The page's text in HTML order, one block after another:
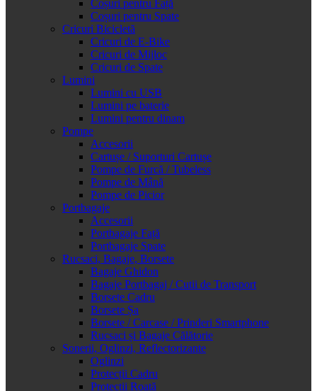
Coșuri pentru Față
Coșuri pentru Spate
Cricuri Bicicletă
Cricuri de E-Bike
Cricuri de Mijloc
Cricuri de Spate
Lumini
Lumini cu USB
Lumini pe baterie
Lumini pentru dinam
Pompe
Accesorii
Cartușe / Suporturi Cartușe
Pompe de Furcă / Tubeless
Pompe de Mână
Pompe de Picior
Portbagaje
Accesorii
Portbagaje Față
Portbagaje Spate
Rucsaci, Bagaje, Borsete
Bagaje Ghidon
Bagaje Portbagaj / Cutii de Transport
Borsete Cadru
Borsete Șa
Borsete / Carcase / Prinderi Smartphone
Rucsaci și Bagaje Călătorie
Sonerii, Oglinzi, Reflectorizante
Oglinzi
Protecții Cadru
Protecții Roată